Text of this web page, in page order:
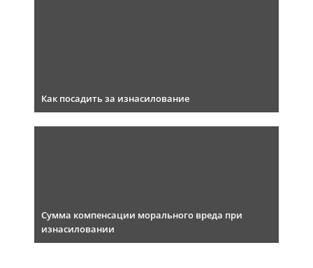
Как посадить за изнасилование
Сумма компенсации морального вреда при
изнасиловании